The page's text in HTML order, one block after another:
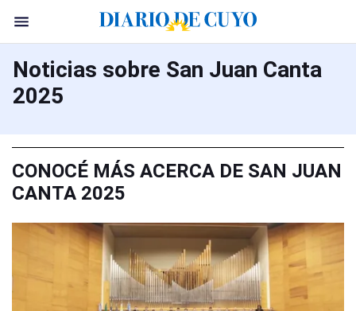
Noticias sobre San Juan Canta
2025
CONOCÉ MÁS ACERCA DE SAN JUAN
CANTA 2025